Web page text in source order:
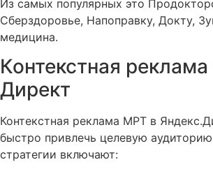
Из самых популярных это
Сберздоровье, Напоправку, Докту,
медицина.
Контекстная
Директ
Контекстная реклама МРТ в
быстро привлечь целевую
стратегии включают: